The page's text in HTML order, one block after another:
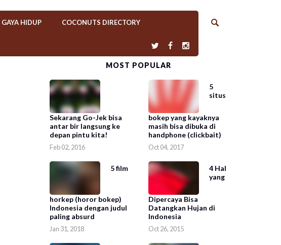
GAYA HIDUP COCONUTS DIRECTORY
MOST POPULAR
Sekarang Go-Jek bisa
antar bir langsung ke
depan pintu kita!
Feb 02, 2016
5
situs
bokep yang kayaknya
masih bisa dibuka di
handphone (clickbait)
Oct 04, 2017
5 film
horkep (horor bokep)
Indonesia dengan judul
paling absurd
Jan 31, 2018
4 Hal
yang
Dipercaya Bisa
Datangkan Hujan di
Indonesia
Oct 26, 2015